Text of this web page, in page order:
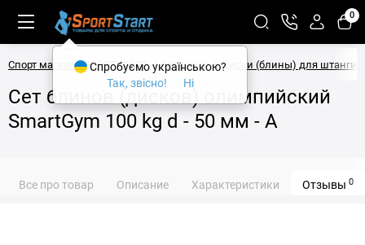
0
Спорт магазин SPORTSTART Атлетика Диски (блины) для штанги
Сет блинов (дисков) олимпийский
SmartGym 100 kg d - 50 мм - А
Все про товар Описание Характеристики Отзывы 0
Спробуємо українською?
Так, звісно!
Ні